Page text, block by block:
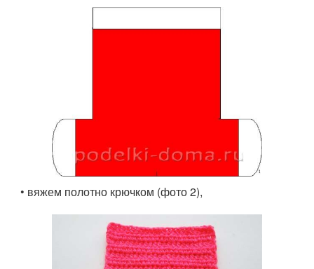
• вяжем полотно крючком (фото 2),